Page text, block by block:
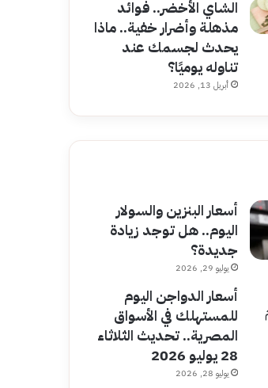
الشاي الأخضر.. فوائد
مذهلة وأضرار خفية.. ماذا
يحدث لجسمك عند
تناوله يوميًا؟
أبريل 13, 2026
أسعار البنزين والسولار
اليوم.. هل توجد زيادة
جديدة؟
يوليو 29, 2026
أسعار الدواجن اليوم
للمستهلك في الأسواق
المصرية.. تحديث الثلاثاء
28 يوليو 2026
يوليو 28, 2026